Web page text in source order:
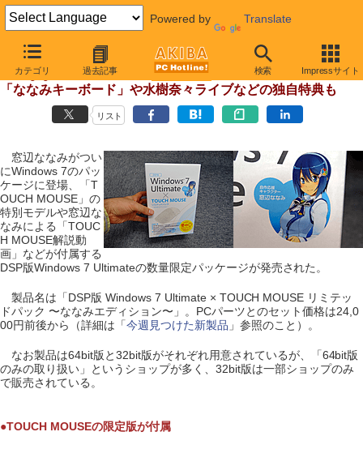
Powered by Translate
カテゴリ 過去記事 検索 Impressサイト
【 2011年11月4日 】
窓辺ななみのWin7パッケージが発売
「ななみキーボード」や水樹奈々ライブなどの独自特典も
リスト
窓辺ななみがつい
にWindows 7のパッ
ケージに登場、「T
OUCH MOUSE」の
特別モデルや窓辺な
なみによる「TOUC
H MOUSE解説動
画」などが付属する
DSP版Windows 7 Ultimateの数量限定パッケージが発売された。
製品名は「DSP版 Windows 7 Ultimate × TOUCH MOUSE リミテッ
ドパック 〜ななみエディション〜」。PCパーツとのセット価格は24,0
00円前後から（詳細は「今週見つけた新製品 」参照のこと）。
なお製品は64bit版と32bit版がそれぞれ用意されているが、「64bit版
のみの取り扱い」というショップが多く、32bit版は一部ショップのみ
で販売されている。
●TOUCH MOUSEの限定版が付属